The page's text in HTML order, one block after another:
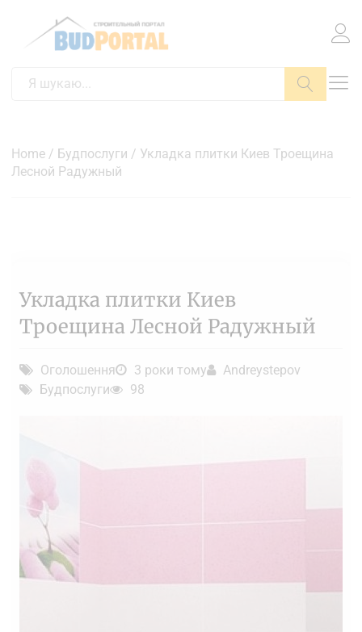
Home / Будпослуги / Укладка плитки Киев Троещина
Лесной Радужный
Укладка плитки Киев
Троещина Лесной Радужный
Оголошення 3 роки тому
Andreystepov
Будпослуги
98